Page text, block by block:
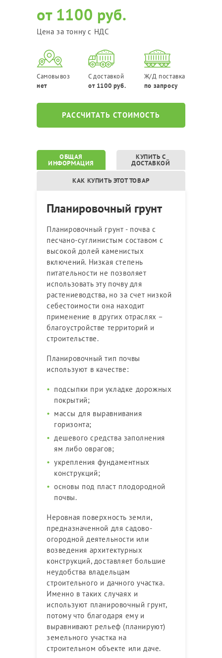
от 1100 руб.
Цена за тонну с НДС
Самовывоз
нет
С доставкой
от 1100 руб.
Ж/Д поставка
по запросу
РАССЧИТАТЬ СТОИМОСТЬ
ОБЩАЯ
ИНФОРМАЦИЯ
КУПИТЬ С
ДОСТАВКОЙ
КАК КУПИТЬ ЭТОТ ТОВАР
Планировочный грунт
Планировочный грунт - почва с
песчано-суглинистым составом с
высокой долей каменистых
включений. Низкая степень
питательности не позволяет
использовать эту почву для
растениеводства, но за счет низкой
себестоимости она находит
применение в других отраслях –
благоустройстве территорий и
строительстве.
Планировочный тип почвы
используют в качестве:
подсыпки при укладке дорожных
покрытий;
массы для выравнивания
горизонта;
дешевого средства заполнения
ям либо оврагов;
укрепления фундаментных
конструкций;
основы под пласт плодородной
почвы.
Неровная поверхность земли,
предназначенной для садово-
огородной деятельности или
возведения архитектурных
конструкций, доставляет большие
неудобства владельцам
строительного и дачного участка.
Именно в таких случаях и
используют планировочный грунт,
потому что благодаря ему и
выравнивают рельеф (планируют)
земельного участка на
строительном объекте или даче.